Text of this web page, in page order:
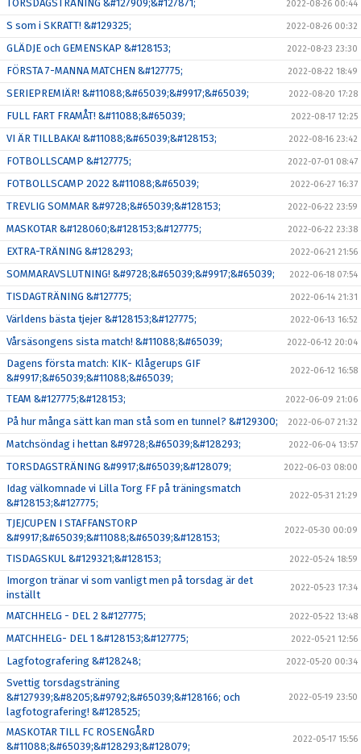
TORSDAGSTRÄNING &#127909;&#127871; 2022-08-26 00:44
S som i SKRATT! &#129325; 2022-08-26 00:32
GLÄDJE och GEMENSKAP &#128153; 2022-08-23 23:30
FÖRSTA 7-MANNA MATCHEN &#127775; 2022-08-22 18:49
SERIEPREMIÄR! &#11088;&#65039;&#9917;&#65039; 2022-08-20 17:28
FULL FART FRAMÅT! &#11088;&#65039; 2022-08-17 12:25
VI ÄR TILLBAKA! &#11088;&#65039;&#128153; 2022-08-16 23:42
FOTBOLLSCAMP &#127775; 2022-07-01 08:47
FOTBOLLSCAMP 2022 &#11088;&#65039; 2022-06-27 16:37
TREVLIG SOMMAR &#9728;&#65039;&#128153; 2022-06-22 23:59
MASKOTAR &#128060;&#128153;&#127775; 2022-06-22 23:38
EXTRA-TRÄNING &#128293; 2022-06-21 21:56
SOMMARAVSLUTNING! &#9728;&#65039;&#9917;&#65039; 2022-06-18 07:54
TISDAGTRÄNING &#127775; 2022-06-14 21:31
Världens bästa tjejer &#128153;&#127775; 2022-06-13 16:52
Vårsäsongens sista match! &#11088;&#65039; 2022-06-12 20:04
Dagens första match: KIK- Klågerups GIF
&#9917;&#65039;&#11088;&#65039;
2022-06-12 16:58
TEAM &#127775;&#128153; 2022-06-09 21:06
På hur många sätt kan man stå som en tunnel? &#129300; 2022-06-07 21:32
Matchsöndag i hettan &#9728;&#65039;&#128293; 2022-06-04 13:57
TORSDAGSTRÄNING &#9917;&#65039;&#128079; 2022-06-03 08:00
Idag välkomnade vi Lilla Torg FF på träningsmatch
&#128153;&#127775;
2022-05-31 21:29
TJEJCUPEN I STAFFANSTORP
&#9917;&#65039;&#11088;&#65039;&#128153;
2022-05-30 00:09
TISDAGSKUL &#129321;&#128153; 2022-05-24 18:59
Imorgon tränar vi som vanligt men på torsdag är det
inställt
2022-05-23 17:34
MATCHHELG - DEL 2 &#127775; 2022-05-22 13:48
MATCHHELG- DEL 1 &#128153;&#127775; 2022-05-21 12:56
Lagfotografering &#128248; 2022-05-20 00:34
Svettig torsdagsträning
&#127939;&#8205;&#9792;&#65039;&#128166; och
lagfotografering! &#128525;
2022-05-19 23:50
MASKOTAR TILL FC ROSENGÅRD
&#11088;&#65039;&#128293;&#128079;
2022-05-17 15:56